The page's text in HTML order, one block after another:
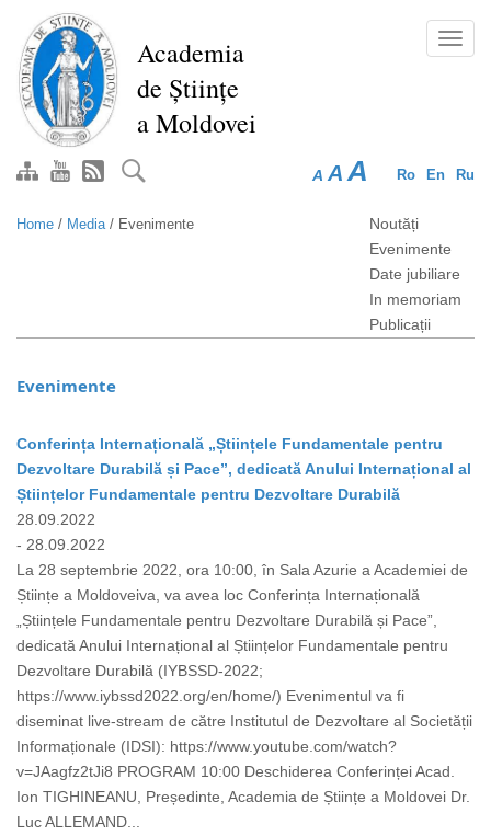
main
content
Academia
de Științe
a Moldovei
Ro En Ru
A A A
Home / Media/ Evenimente
Noutăți
Evenimente
Date jubiliare
In memoriam
Publicații
Evenimente
Conferința Internațională „Științele Fundamentale pentru
Dezvoltare Durabilă și Pace”, dedicată Anului Internațional al
Științelor Fundamentale pentru Dezvoltare Durabilă
28.09.2022
- 28.09.2022
La 28 septembrie 2022, ora 10:00, în Sala Azurie a Academiei de
Științe a Moldoveiva, va avea loc Conferința Internațională
„Științele Fundamentale pentru Dezvoltare Durabilă și Pace”,
dedicată Anului Internațional al Științelor Fundamentale pentru
Dezvoltare Durabilă (IYBSSD-2022;
https://www.iybssd2022.org/en/home/) Evenimentul va fi
diseminat live-stream de către Institutul de Dezvoltare al Societății
Informaționale (IDSI): https://www.youtube.com/watch?
v=JAagfz2tJi8 PROGRAM 10:00 Deschiderea Conferinței Acad.
Ion TIGHINEANU, Președinte, Academia de Științe a Moldovei Dr.
Luc ALLEMAND...